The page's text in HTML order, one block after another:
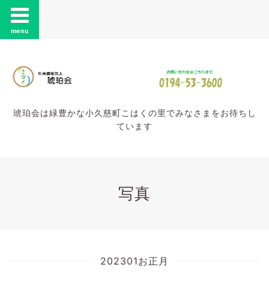
menu
琥珀会は緑豊かな小久慈町こはくの里でみなさまをお待ちし
ています
写真
202301お正月